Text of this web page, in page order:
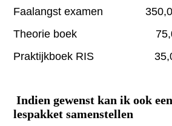
Faalangst examen
Theorie boek 75,00
Praktijkboek RIS
Indien gewenst kan ik ook
lespakket samenstellen